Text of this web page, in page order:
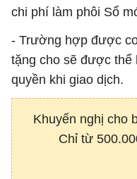
chi phí làm phôi Sổ
- Trường hợp được
tặng cho sẽ được thể
quyền khi giao dịch.
Khuyến nghị cho
Chỉ từ